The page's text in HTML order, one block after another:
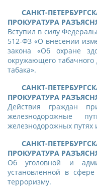
САНКТ-
ПРОКУРАТУРА
Вступил в силу
512-ФЗ «О внесении
закона «Об охране
окружающего
табака».
САНКТ-
ПРОКУРАТУРА
Действия граждан
железнодорожные
железнодорожных путях
САНКТ-
ПРОКУРАТУРА
Об уголовной и
установленной в
терроризму.